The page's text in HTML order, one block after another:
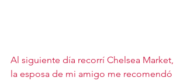
Al siguiente día recorrí Chelsea Market,
la esposa de mi amigo me recomendó